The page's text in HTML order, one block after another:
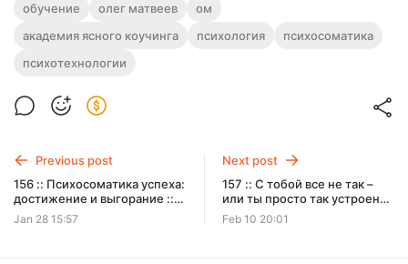
обучение олег матвеев
ом
академия ясного коучинга
психология
психосоматика
психотехнологии
Previous post
156 :: Психосоматика успеха:
достижение и выгорание ::
Белые Облака
Jan 28 15:57
Next post
157 :: С тобой все не так –
или ты просто так устроен?
:: Белые Облака
Feb 10 20:01